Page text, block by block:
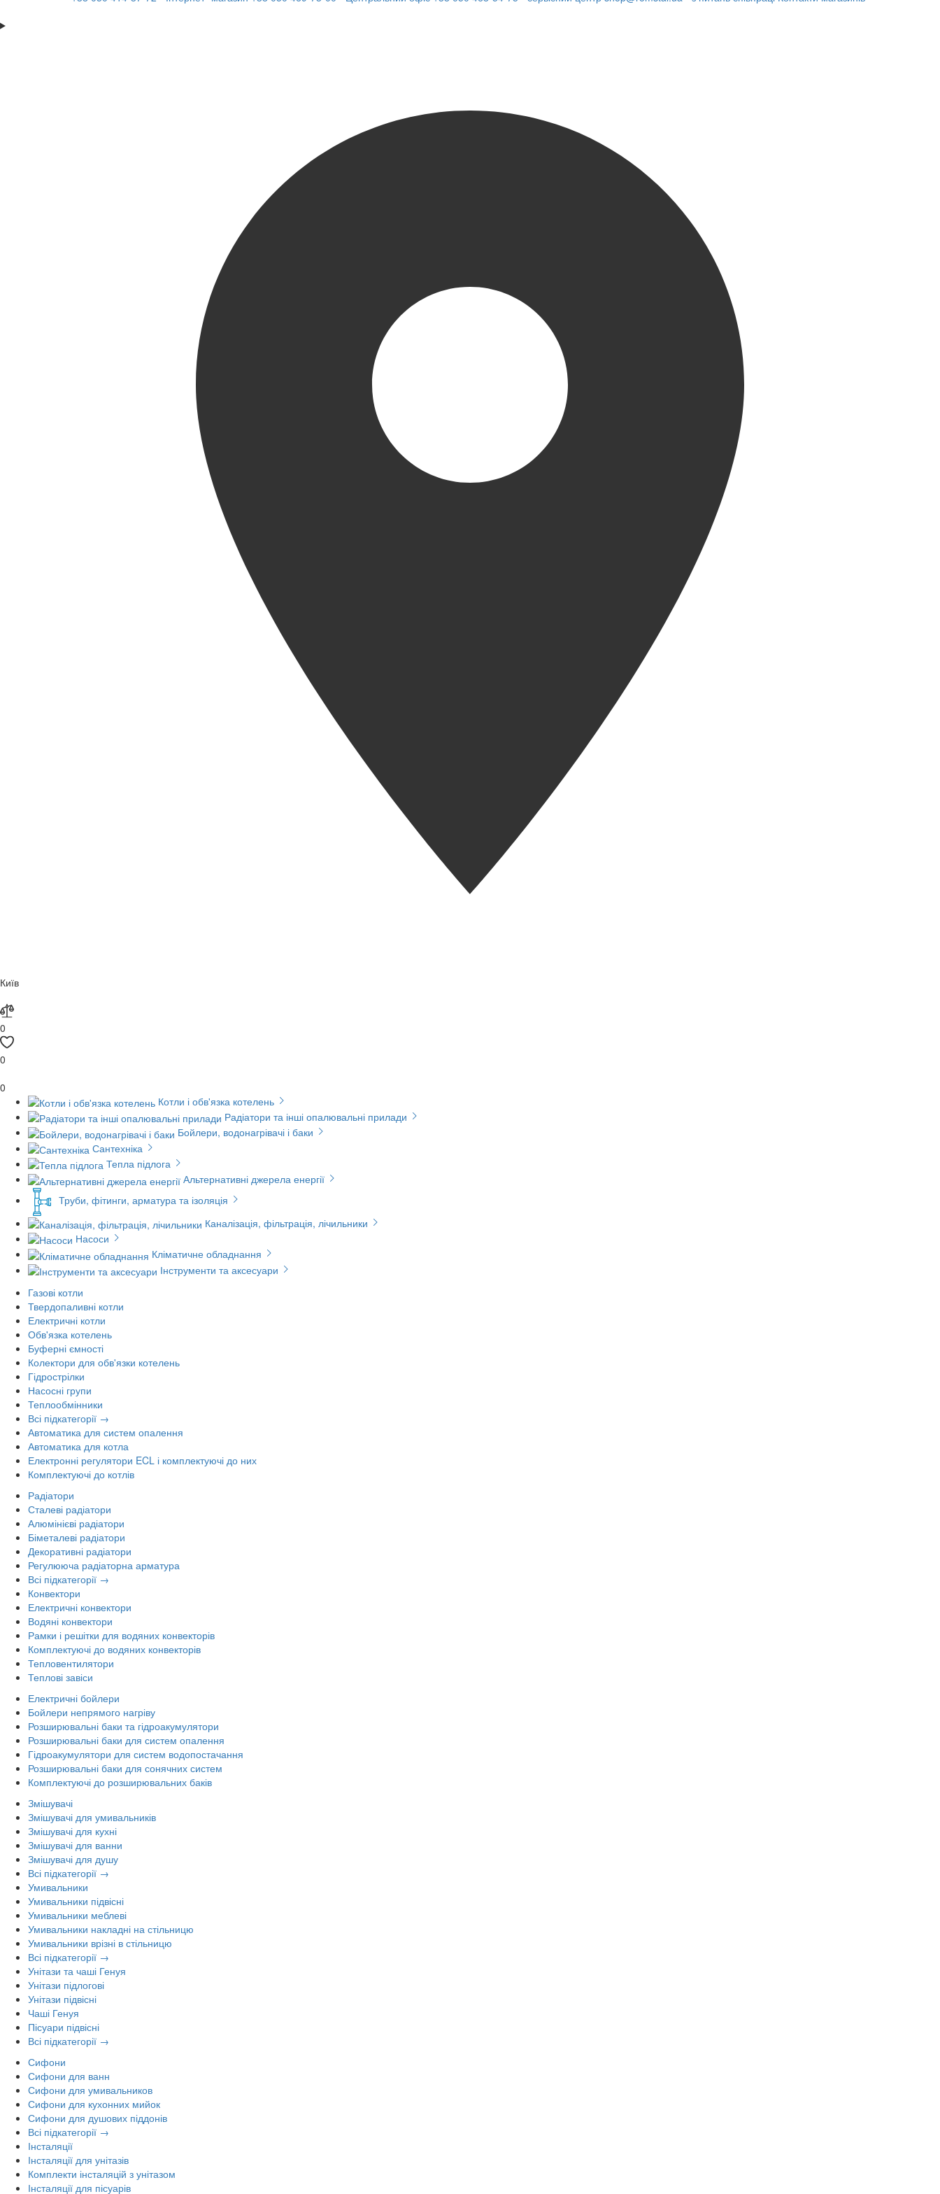
Київ
0
0
0
Котли і обв'язка котелень
Радіатори та інші опалювальні прилади
Бойлери, водонагрівачі і баки
Сантехніка
Тепла підлога
Альтернативні джерела енергії
Труби, фітинги, арматура та ізоляція
Каналізація, фільтрація, лічильники
Насоси
Кліматичне обладнання
Інструменти та аксесуари
Газові котли
Твердопаливні котли
Електричні котли
Обв'язка котелень
Буферні ємності
Колектори для обв'язки котелень
Гідрострілки
Насосні групи
Теплообмінники
Всі підкатегорії →
Автоматика для систем опалення
Автоматика для котла
Електронні регулятори ECL і комплектуючі до них
Комплектуючі до котлів
Радіатори
Сталеві радіатори
Алюмінієві радіатори
Біметалеві радіатори
Декоративні радіатори
Регулююча радіаторна арматура
Всі підкатегорії →
Конвектори
Електричні конвектори
Водяні конвектори
Рамки і решітки для водяних конвекторів
Комплектуючі до водяних конвекторів
Тепловентилятори
Теплові завіси
Електричні бойлери
Бойлери непрямого нагріву
Розширювальні баки та гідроакумулятори
Розширювальні баки для систем опалення
Гідроакумулятори для систем водопостачання
Розширювальні баки для сонячних систем
Комплектуючі до розширювальних баків
Змішувачі
Змішувачі для умивальників
Змішувачі для кухні
Змішувачі для ванни
Змішувачі для душу
Всі підкатегорії →
Умивальники
Умивальники підвісні
Умивальники меблеві
Умивальники накладні на стільницю
Умивальники врізні в стільницю
Всі підкатегорії →
Унітази та чаші Генуя
Унітази підлогові
Унітази підвісні
Чаші Генуя
Пісуари підвісні
Всі підкатегорії →
Сифони
Сифони для ванн
Сифони для умивальников
Сифони для кухонних мийок
Сифони для душових піддонів
Всі підкатегорії →
Інсталяції
Інсталяції для унітазів
Комплекти інсталяцій з унітазом
Інсталяції для пісуарів